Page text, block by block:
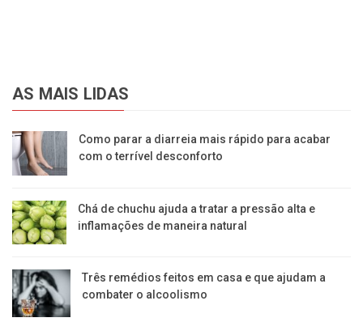
AS MAIS LIDAS
Como parar a diarreia mais rápido para acabar
com o terrível desconforto
Chá de chuchu ajuda a tratar a pressão alta e
inflamações de maneira natural
Três remédios feitos em casa e que ajudam a
combater o alcoolismo